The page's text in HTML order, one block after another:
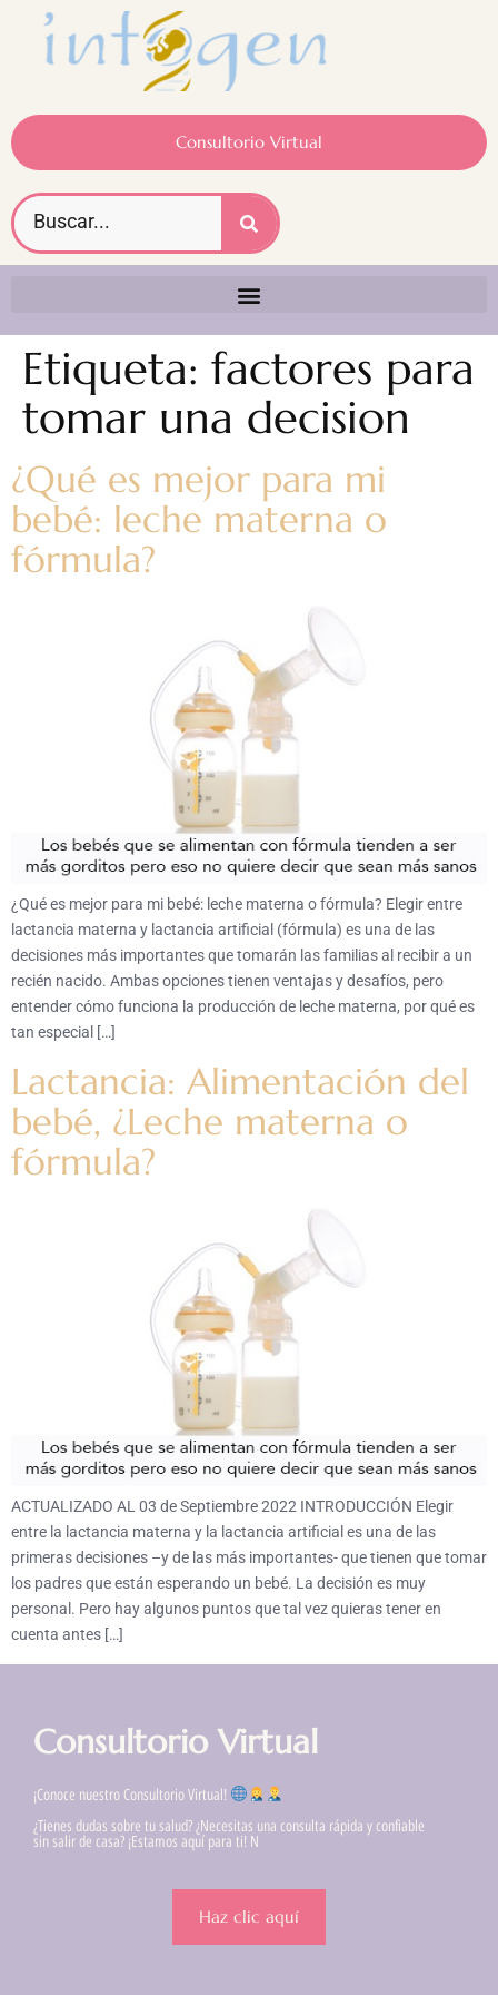
Consultorio Virtual
Etiqueta: factores para
tomar una decision
¿Qué es mejor para mi
bebé: leche materna o
fórmula?
¿Qué es mejor para mi bebé: leche materna o fórmula? Elegir entre
lactancia materna y lactancia artificial (fórmula) es una de las
decisiones más importantes que tomarán las familias al recibir a un
recién nacido. Ambas opciones tienen ventajas y desafíos, pero
entender cómo funciona la producción de leche materna, por qué es
tan especial […]
Lactancia: Alimentación del
bebé, ¿Leche materna o
fórmula?
ACTUALIZADO AL 03 de Septiembre 2022 INTRODUCCIÓN Elegir
entre la lactancia materna y la lactancia artificial es una de las
primeras decisiones –y de las más importantes- que tienen que tomar
los padres que están esperando un bebé. La decisión es muy
personal. Pero hay algunos puntos que tal vez quieras tener en
cuenta antes […]
Consultorio Virtual
¡Conoce nuestro Consultorio Virtual!
¿Tienes dudas sobre tu salud? ¿Necesitas una consulta rápida y confiable
sin salir de casa? ¡Estamos aquí para ti! N
Haz clic aquí